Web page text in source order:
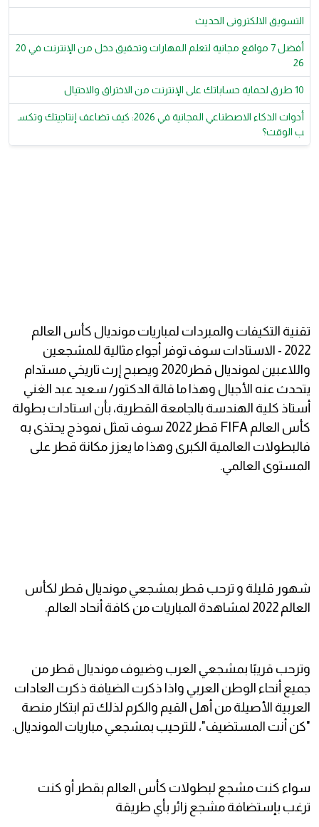
التسويق الالكترونى الحديث
أفضل 7 مواقع مجانية لتعلم المهارات وتحقيق دخل من الإنترنت في 20
26
10 طرق لحماية حساباتك على الإنترنت من الاختراق والاحتيال
أدوات الذكاء الاصطناعي المجانية في 2026: كيف تضاعف إنتاجيتك وتكس
ب الوقت؟
تقنية التكيفات والمبردات لمباريات مونديال كأس العالم
2022 - الاستادات سوف توفر أجواء مثالية للمشجعين
واللاعبين لمونديال قطر2020 ويصبح إرث تاريخي مستدام
يتحدث عنه الأجيال وهذا ما قالة الدكتور/ سعيد عبد الغني
أستاذ كلية الهندسة بالجامعة القطرية، بأن استادات بطولة
كأس العالم FIFA قطر 2022 سوف تمثل نموذج يحتذى به
فالبطولات العالمية الكبرى وهذا ما يعزز مكانة قطر على
المستوى العالمي.
شهور قليلة و ترحب قطر بمشجعي مونديال قطر لكأس
العالم 2022 لمشاهدة المباريات من كافة أنحاد العالم.
وترحب قريبًا بمشجعي العرب وضيوف مونديال قطر من
جميع أنحاء الوطن العربي واذا ذكرت الضيافة ذكرت العادات
العربية الأصيلة من أهل القيم والكرم لذلك تم ابتكار منصة
"كن أنت المستضيف"، للترحيب بمشجعي مباريات المونديال.
سواء كنت مشجع لبطولات كأس العالم بقطر أو كنت
ترغب بإستضافة مشجع زائر بأي طريقة